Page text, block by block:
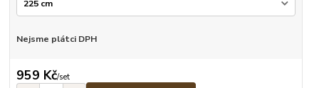
Nejsme plátci DPH
959 Kč/set